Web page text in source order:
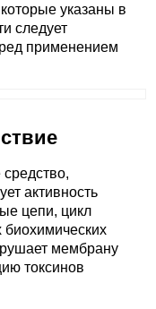
указаны в
следует
применением
активность
цепи, цикл
биохимических
мембрану
токсинов